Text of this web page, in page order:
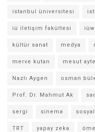
istanbul üniversitesi
iü iletişim fakültesi
kültür sanat medya
merve kutan mesut
Nazlı Aygen osman
Prof. Dr. Mahmut Ak
sergi sinema
TRT yapay zeka